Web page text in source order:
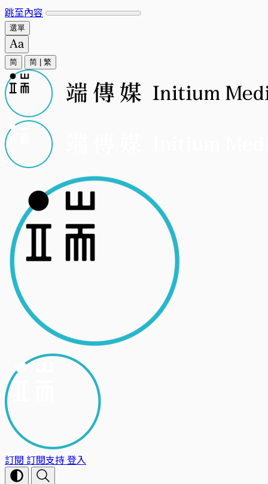
跳至內容
選單
简 简 繁
訂閱 訂閱支持登入